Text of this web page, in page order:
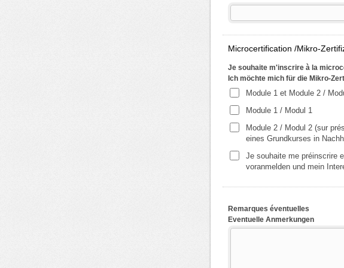
Microcertification /Mikro-
Je souhaite m'inscrire à la
Ich möchte mich für die Mikro-
Module 1 et Module 2 /
Module 1 / Modul 1
Module 2 / Modul 2 (sur
eines Grundkurses in
Je souhaite me préinscrire et
voranmelden und mein
Remarques éventuelles
Eventuelle Anmerkungen